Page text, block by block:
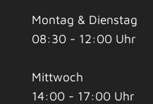
Montag & Dienstag
08:30 - 12:00 Uhr
Mittwoch
14:00 - 17:00 Uhr